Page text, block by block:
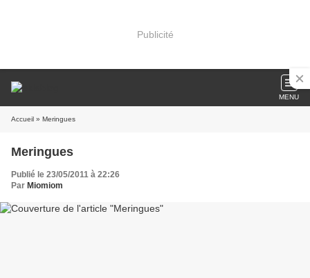
Publicité
MENU
Accueil » Meringues
Meringues
Publié le 23/05/2011 à 22:26
Par Miomiom